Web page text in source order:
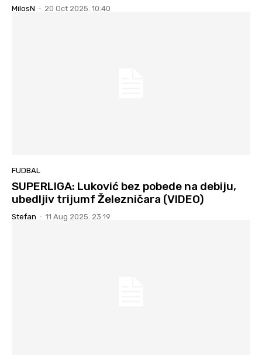
MilosN - 20 Oct 2025. 10:40
FUDBAL
SUPERLIGA: Luković bez pobede na debiju,
ubedljiv trijumf Železničara (VIDEO)
Stefan - 11 Aug 2025. 23:19